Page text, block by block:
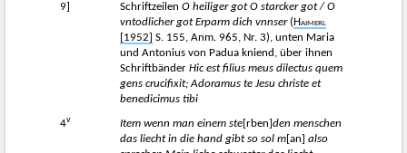
9]
Schriftzeilen O heiliger got O starcker got / O
vntodlicher got Erparm dich vnnser( Haimerl
[1952]
S. 155, Anm. 965, Nr. 3), unten Maria
und Antonius von Padua kniend, über ihnen
Schriftbänder Hic est filius meus dilectus quem
gens crucifixit; Adoramus te Jesu christe et
benedicimus tibi
4v Item wenn man einem ste [rben] den menschen
das liecht in die hand gibt so sol m [an] also